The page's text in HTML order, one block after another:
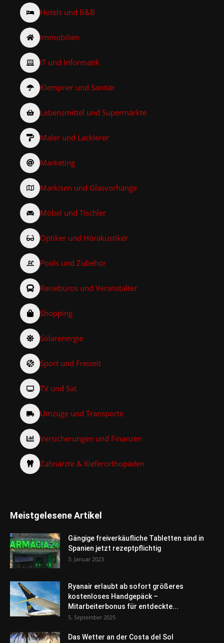
Hotels und B&B
Immobilien
IT und Informatik
Klempner und Sanitär
Lebensmittel und Supermärkte
Maler und Lackierer
Marketing
Markisen und Glasvorhänge
Möbel und Tischler
Optiker und Hörakustiker
Pools und Zubehör
Reisebüros und Veranstalter
Shopping
Solarenergie
Sport und Freizeit
TV und Sat
Umzüge und Transporte
Versicherungen und Finanzen
Zahnärzte & Kieferorthopäden
Meistgelesene Artikel
Gängige freiverkäufliche Tabletten sind in
Spanien jetzt rezeptpflichtig
3. Januar 2023
Ryanair erlaubt ab sofort größeres
kostenloses Handgepäck –
Mitarbeiterbonus für entdeckte...
5. September 2025
Das Wetter an der Costa del Sol